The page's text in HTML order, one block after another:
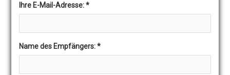
Ihre E-Mail-Adresse:*
Name des Empfängers:*